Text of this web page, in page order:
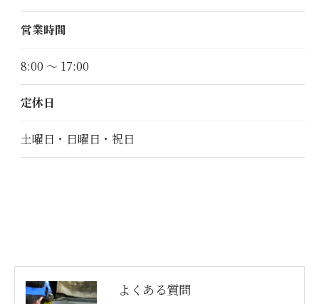
営業時間
8:00 ～ 17:00
定休日
土曜日・日曜日・祝日
よくある質問